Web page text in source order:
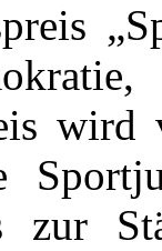
wird
zur